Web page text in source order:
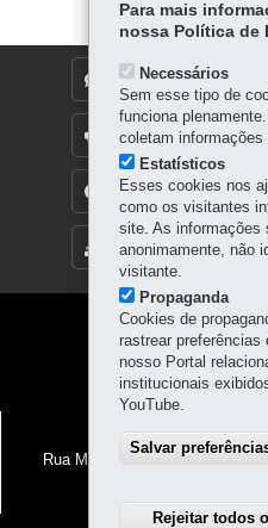
MAPA DO SITE
DENUNCIE CORRUPÇÃO
OUVIDORIA
TRANSPARÊNCIA
Navegação
principal
Rua Maria Petroski, 3312 –
41
Para mais
nossa Política de
Necessários
Sem esse tipo de
funciona
coletam
Estatísticos
Esses cookies nos
como os visitantes
site. As informações
anonimamente, não
visitante.
Propaganda
Cookies de
rastrear
nosso Portal
institucionais
YouTube.
Salvar
Rejeitar todos